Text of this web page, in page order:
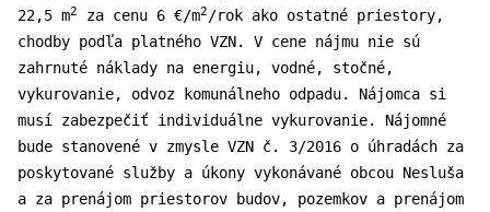
22,5 m2 za cenu 6 €/m2 /rok ako ostatné priestory,
chodby podľa platného VZN. V cene nájmu nie sú
zahrnuté náklady na energiu, vodné, stočné,
vykurovanie, odvoz komunálneho odpadu. Nájomca si
musí zabezpečiť individuálne vykurovanie. Nájomné
bude stanovené v zmysle VZN č. 3/2016 o úhradách za
poskytované služby a úkony vykonávané obcou Nesluša
a za prenájom priestorov budov, pozemkov a prenájom